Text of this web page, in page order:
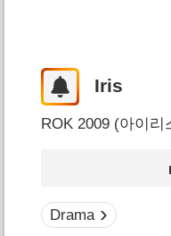
Iris
ROK 2009 (아이리
Drama